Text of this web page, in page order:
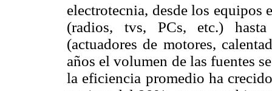
electrotecnia, desde los
(radios, tvs, PCs, etc.)
(actuadores de motores,
años el volumen de las fuentes
la eficiencia promedio ha